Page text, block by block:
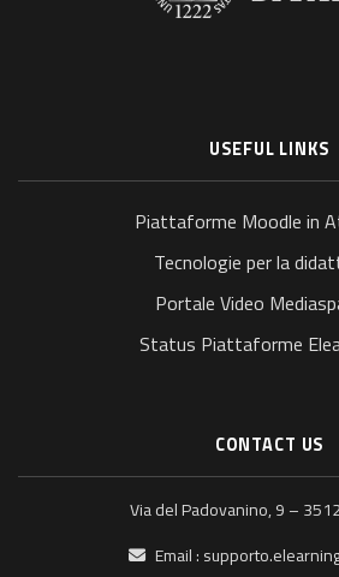
USEFUL LINKS
Piattaforme Moodle in
Tecnologie per la
Portale Video
Status Piattaforme
CONTACT US
Via del Padovanino, 9 –
Email :